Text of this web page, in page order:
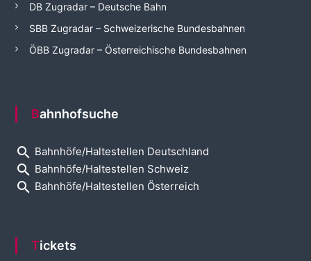
DB Zugradar – Deutsche Bahn
SBB Zugradar – Schweizerische Bundesbahnen
ÖBB Zugradar – Österreichische Bundesbahnen
Bahnhofsuche
search Bahnhöfe/Haltestellen Deutschland
search Bahnhöfe/Haltestellen Schweiz
search Bahnhöfe/Haltestellen Österreich
Tickets